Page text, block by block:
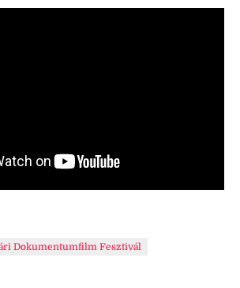
Dokumentumfilm Fesztivál